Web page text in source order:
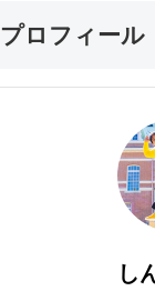
プロフィール
し